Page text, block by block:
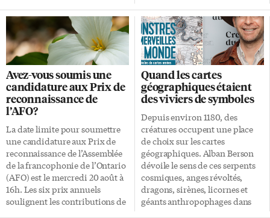
protocole prévoit la mise en
place de nouveaux parcours
éducationnels et d’autres
partenariats visant notamment
à: • améliorer l’accès aux études
en français et augmenter le
nombre de parcours
disponibles dans la région de
Sudbury et en Ontario; •
optimiser et encourager la
complémentarité de la
programmation offerte en
français; • réduire la pénurie de
main-d’œuvre francophone
dans le Nord de l’Ontario; •
faciliter le transfert de crédits
entre le […]
Jeux, c’est le par et pour les
jeunes. C’est de créer cette
solidarité-là, cette camaraderie
entre les participants et les
participantes et leur donner
surtout – et ça, c’est le nerf de la
guerre – envie de parler en
français sans gêne, sans
complexe, dans toutes les
nuances de la langue», déclare
la […]
Avez-vous soumis une
candidature aux Prix de
reconnaissance de
l’AFO?
La date limite pour soumettre
une candidature aux Prix de
reconnaissance de l’Assemblée
de la francophonie de l’Ontario
(AFO) est le mercredi 20 août à
16h. Les six prix annuels
soulignent les contributions de
Quand les cartes
géographiques étaient
des viviers de symboles
Depuis environ 1180, des
créatures occupent une place
de choix sur les cartes
géographiques. Alban Berson
dévoile le sens de ces serpents
cosmiques, anges révoltés,
dragons, sirènes, licornes et
géants anthropophages dans